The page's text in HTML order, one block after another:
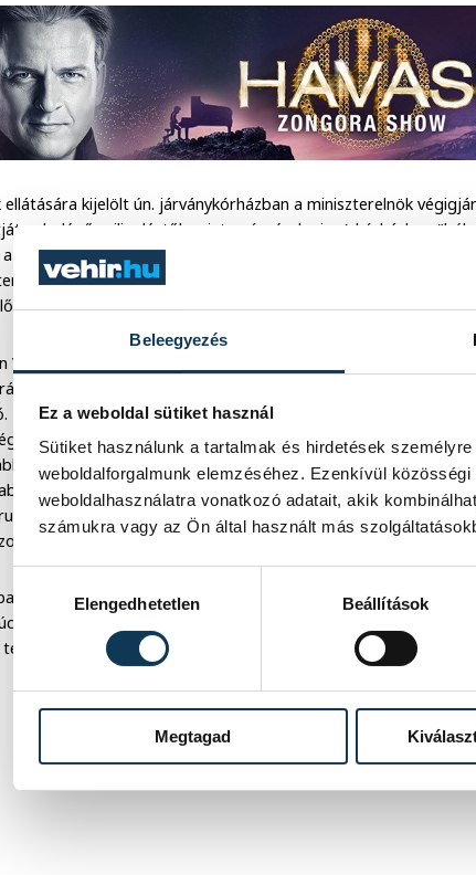
Beleegyezés
Ez a weboldal sütiket használ
Sütiket használunk a tartalmak és hirdetések
weboldalforgalmunk elemzéséhez. Ezenkívül
weboldalhasználatra vonatkozó adatait, akik
számukra vagy az Ön által használt más
Elengedhetetlen
Beállítások
Megtagad
kijelölt ún. járványkórházban a miniszterelnök
a belépő zsilipeléstől az intenzív részlegig. A kórházban
elmúlt hetekben az intézmény vezetése sikeresen kiépítette a
ellátást igénylő beteg egyidejű elhelyezésére, amit számára
Viktor felhívta a figyelmet: figyelmeztető jel, hogy az összes
koronavírusos beteg egyhetede a Fővárosi Önkormányzat
szerte az országban 1100 idősotthon van, és
mindenhol felüti a fejét. A kórházi ágyak felszabadítása ma
lehetőség főpróbája - mondta a bejáráson a miniszterelnök,
következne be, a magyar kórházaknak akkor is biztosítaniuk
beteg számára. Mindenki nyugodtan aludhat, mindenkinek,
Orbán Viktor.
beszélt arról is, szakemberek szerint május 3-ra várható a
idejére remélhetőleg meglesz az országban az 5000
Ha pedig a 8000-et is elérjük, az még "háborús